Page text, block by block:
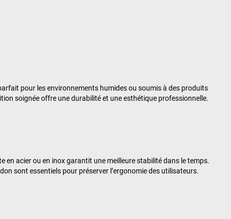
pour les environnements humides ou soumis à des produits
soignée offre une durabilité et une esthétique professionnelle.
en acier ou en inox garantit une meilleure stabilité dans le temps.
sont essentiels pour préserver l’ergonomie des utilisateurs.